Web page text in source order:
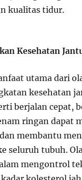
kualitas tidur.
Kesehatan
utama dari
kesehatan
berjalan cepat,
ringan dapat
membantu
seluruh tubuh.
mengontrol